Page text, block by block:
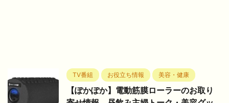
TV番組 お役立ち情報 美容・健康
【ぽかぽか】電動筋膜ローラーのお取り